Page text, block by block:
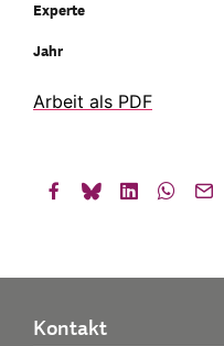
Experte
Jahr
Arbeit als PDF
Kontakt